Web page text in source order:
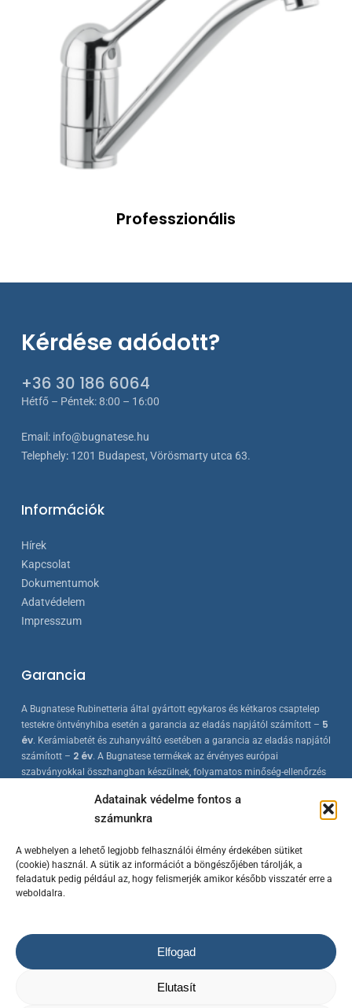
Adatainak védelme fontos a
számunkra
A webhelyen a lehető legjobb felhasználói élmény érdekében sütiket
(cookie) használ. A sütik az információt a böngészőjében tárolják, a
feladatuk pedig például az, hogy felismerjék amikor később visszatér erre a
weboldalra.
Elfogad
Elutasít
Professzionális
Kérdése adódott?
+36 30 186 6064
Hétfő – Péntek: 8:00 – 16:00
Email: info@bugnatese.hu
Telephely: 1201 Budapest, Vörösmarty utca 63.
Információk
Hírek
Kapcsolat
Dokumentumok
Adatvédelem
Impresszum
Garancia
A Bugnatese Rubinetteria által gyártott egykaros és kétkaros csaptelep
testekre öntvényhiba esetén a garancia az eladás napjától számított – 5
év. Kerámiabetét és zuhanyváltó esetében a garancia az eladás napjától
számított – 2 év. A Bugnatese termékek az érvényes európai
szabványokkal összhangban készülnek, folyamatos minőség-ellenőrzés
/ Minden jog fenntartva!
illusztrációk.